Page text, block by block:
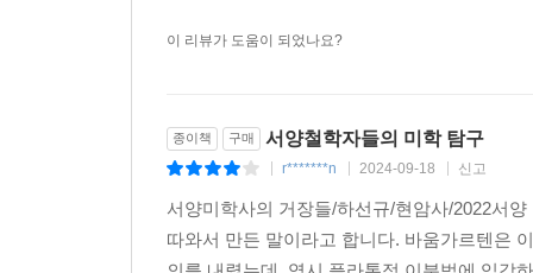
이 리뷰가 도움이 되었나요?
종이책 구매 서양철학자들의 미학 탐구
r*******n 2024-09-18 신고
서양미학사의 거장들/하선규/현암사/2022서
따와서 만든 말이라고 합니다. 바움가르텐은